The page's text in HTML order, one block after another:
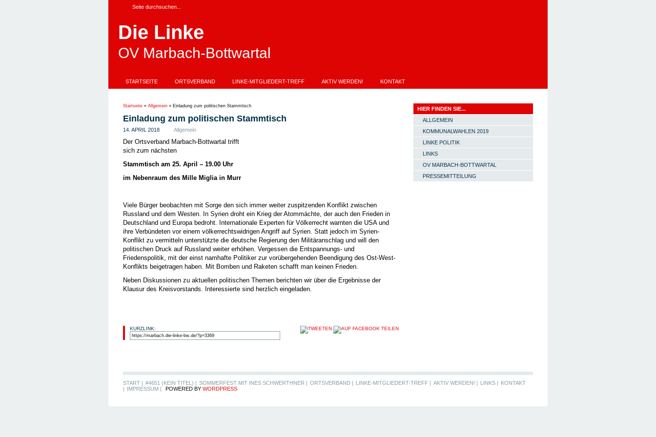
Die Linke
OV Marbach-Bottwartal
STARTSEITE ORTSVERBAND LINKE-MITGLIEDERT-TREFF AKTIV WERDEN! KONTAKT
Startseite » Allgemein » Einladung zum politischen Stammtisch
Einladung zum politischen Stammtisch
14. APRIL 2018 Allgemein
Der Ortsverband Marbach-Bottwartal trifft
sich zum nächsten
Stammtisch am 25. April – 19.00 Uhr
im Nebenraum des Mille Miglia in Murr
Viele Bürger beobachten mit Sorge den sich immer weiter zuspitzenden Konflikt zwischen
Russland und dem Westen. In Syrien droht ein Krieg der Atommächte, der auch den Frieden in
Deutschland und Europa bedroht. Internationale Experten für Völkerrecht warnten die USA und
ihre Verbündeten vor einem völkerrechtswidrigen Angriff auf Syrien. Statt jedoch im Syrien-
Konflikt zu vermitteln unterstützte die deutsche Regierung den Militäranschlag und will den
politischen Druck auf Russland weiter erhöhen. Vergessen die Entspannungs- und
Friedenspolitik, mit der einst namhafte Politiker zur vorübergehenden Beendigung des Ost-West-
Konflikts beigetragen haben. Mit Bomben und Raketen schafft man keinen Frieden.
Neben Diskussionen zu aktuellen politischen Themen berichten wir über die Ergebnisse der
Klausur des Kreisvorstands. Interessierte sind herzlich eingeladen.
KURZLINK:
HIER FINDEN SIE...
ALLGEMEIN
KOMMUNALWAHLEN 2019
LINKE POLITIK
LINKS
OV MARBACH-BOTTWARTAL
PRESSEMITTEILUNG
START | #4651 (KEIN TITEL) | SOMMERFEST MIT INES SCHWERTHNER | ORTSVERBAND | LINKE-MITGLIEDERT-TREFF | AKTIV WERDEN! | LINKS | KONTAKT
| IMPRESSUM | POWERED BY WORDPRESS